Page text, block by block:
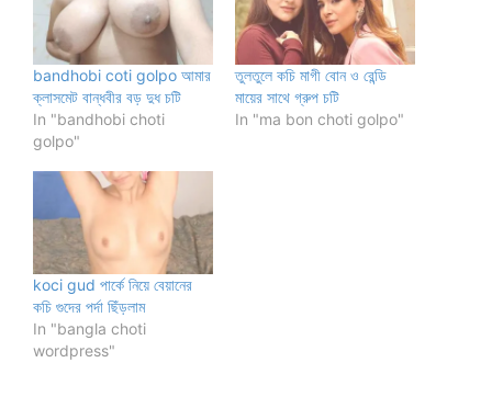
bandhobi coti golpo আমার
ক্লাসমেট বান্ধবীর বড় দুধ চটি
In "bandhobi choti
golpo"
তুলতুলে কচি মাগী বোন ও রেন্ডি
মায়ের সাথে গ্রুপ চটি
In "ma bon choti golpo"
koci gud পার্কে নিয়ে বেয়ানের
কচি গুদের পর্দা ছিঁড়লাম
In "bangla choti
wordpress"